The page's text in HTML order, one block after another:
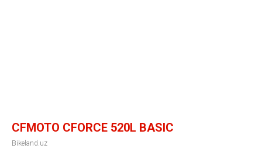
CFMOTO CFORCE 520L BASIC
Bikeland.uz